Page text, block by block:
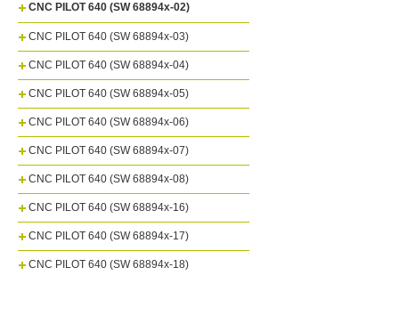
CNC PILOT 640 (SW 68894x-02)
CNC PILOT 640 (SW 68894x-03)
CNC PILOT 640 (SW 68894x-04)
CNC PILOT 640 (SW 68894x-05)
CNC PILOT 640 (SW 68894x-06)
CNC PILOT 640 (SW 68894x-07)
CNC PILOT 640 (SW 68894x-08)
CNC PILOT 640 (SW 68894x-16)
CNC PILOT 640 (SW 68894x-17)
CNC PILOT 640 (SW 68894x-18)